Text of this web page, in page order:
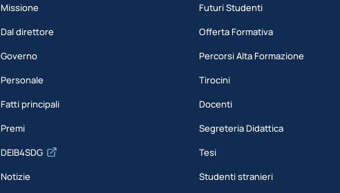
Missione
Dal direttore
Governo
Personale
Fatti principali
Premi
DEIB4SDG
Notizie
Futuri Studenti
Offerta Formativa
Percorsi Alta Formazione
Tirocini
Docenti
Segreteria Didattica
Tesi
Studenti stranieri